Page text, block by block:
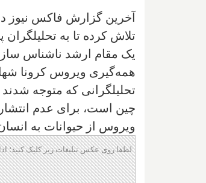
آخرین گزارش فاکس نیوز
تلاش کرده تا به تحلیلگران پول
یک مقام ارشد ناشناس
همه‌گیری ویروس کرونا
چین است، برای عدم انتشار
ویروس از حیوانات به
لطفا روی عکس تبلیغات زیر کلیک کنید؛